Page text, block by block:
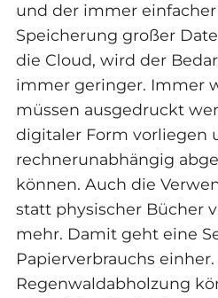
und der immer
Speicherung großer
die Cloud, wird der
immer geringer. Immer
müssen ausgedruckt
digitaler Form vorliegen
rechnerunabhängig
können. Auch die
statt physischer Bücher
mehr. Damit geht eine
Papierverbrauchs
Regenwaldabholzung